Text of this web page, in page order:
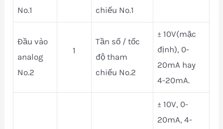
No.1
chiếu No.1
Đầu vào
analog
No.2
1
Tần số / tốc
độ tham
chiếu No.2
± 10V(mặc
định), 0-
20mA hay
4-20mA.
± 10V, 0-
20mA, 4-